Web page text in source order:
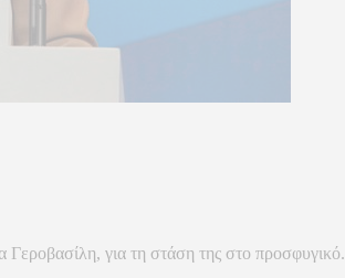
για τη στάση της στο προσφυγικό.